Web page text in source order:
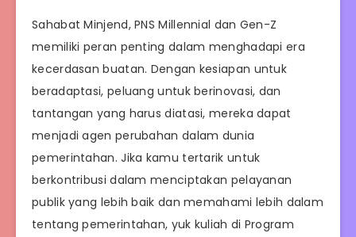
Sahabat Minjend, PNS Millennial dan Gen-Z
memiliki peran penting dalam menghadapi era
kecerdasan buatan. Dengan kesiapan untuk
beradaptasi, peluang untuk berinovasi, dan
tantangan yang harus diatasi, mereka dapat
menjadi agen perubahan dalam dunia
pemerintahan. Jika kamu tertarik untuk
berkontribusi dalam menciptakan pelayanan
publik yang lebih baik dan memahami lebih dalam
tentang pemerintahan, yuk kuliah di Program